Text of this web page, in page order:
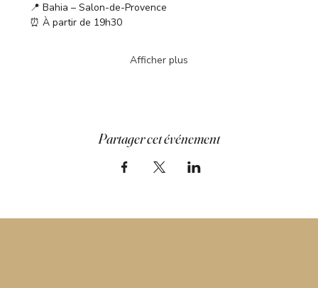
📍 Bahia – Salon-de-Provence
⏰ À partir de 19h30
Afficher plus
Partager cet événement